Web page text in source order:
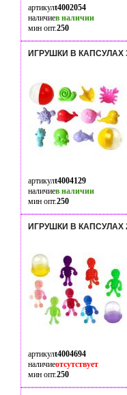
артикулt4002054
наличиев наличии
мин опт.250
ИГРУШКИ В КАПСУЛАХ
артикулt4004129
наличиев наличии
мин опт.250
ИГРУШКИ В КАПСУЛАХ
артикулt4004694
наличиеотсутствует
мин опт.250